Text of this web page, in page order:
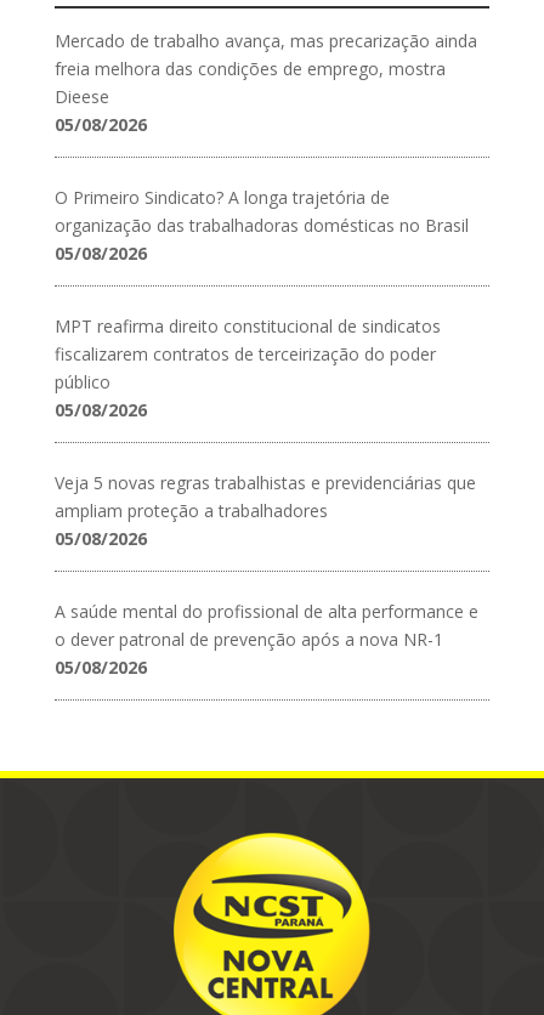
Mercado de trabalho avança, mas precarização ainda
freia melhora das condições de emprego, mostra
Dieese
05/08/2026
O Primeiro Sindicato? A longa trajetória de
organização das trabalhadoras domésticas no Brasil
05/08/2026
MPT reafirma direito constitucional de sindicatos
fiscalizarem contratos de terceirização do poder
público
05/08/2026
Veja 5 novas regras trabalhistas e previdenciárias que
ampliam proteção a trabalhadores
05/08/2026
A saúde mental do profissional de alta performance e
o dever patronal de prevenção após a nova NR-1
05/08/2026